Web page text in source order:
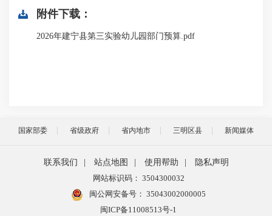
附件下载：
2026年建宁县第三实验幼儿园部门预算.pdf
国家部委 省级政府 省内地市 三明区县 新闻媒体
联系我们 站点地图 使用帮助
隐私声明
网站标识码： 3504300032
闽公网安备号： 35043002000005
闽ICP备11008513号-1